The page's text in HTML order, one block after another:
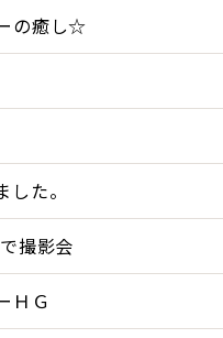
の癒し☆
た。
撮影会
ＨＧ